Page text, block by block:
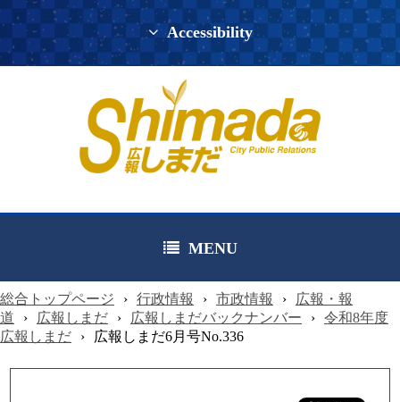
Accessibility
MENU
総合トップページ › 行政情報 › 市政情報 ›
広報・報
道
› 広報しまだ › 広報しまだバックナンバー › 令和8年度
広報しまだ
› 広報しまだ6月号No.336